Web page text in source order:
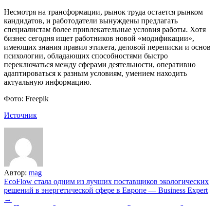
Несмотря на трансформации, рынок труда остается рынком
кандидатов, и работодатели вынуждены предлагать
специалистам более привлекательные условия работы. Хотя
бизнес сегодня ищет работников новой «модификации»,
имеющих знания правил этикета, деловой переписки и основ
психологии, обладающих способностями быстро
переключаться между сферами деятельности, оперативно
адаптироваться к разным условиям, умением находить
актуальную информацию.
Фото: Freepik
Источник
Автор: mag
Навигация
по
EcoFlow стала одним из лучших поставщиков экологических
решений в энергетической сфере в Европе — Business Expert
→